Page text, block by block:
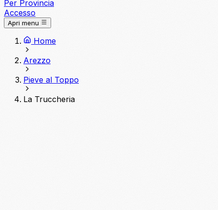
Per Provincia
Accesso
Apri menu
Home
Arezzo
Pieve al Toppo
La Truccheria